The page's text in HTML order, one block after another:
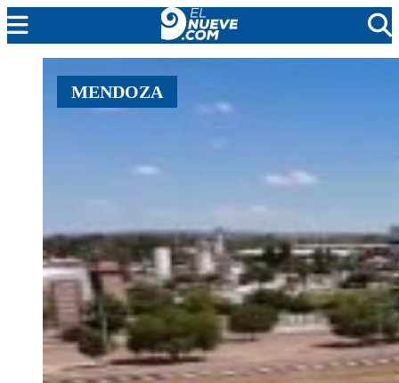
MENDOZA
CADA DÍA
PROGRAMACIÓN
EN VIVO
MENDOZA